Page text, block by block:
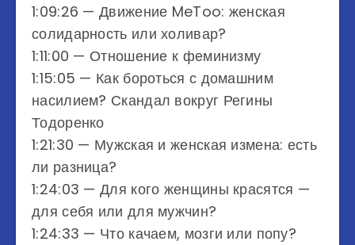
1:09:26 — Движение MeToo: женская
солидарность или холивар?
1:11:00 — Отношение к феминизму
1:15:05 — Как бороться с домашним
насилием? Скандал вокруг Регины
Тодоренко
1:21:30 — Мужская и женская измена: есть
ли разница?
1:24:03 — Для кого женщины красятся —
для себя или для мужчин?
1:24:33 — Что качаем, мозги или попу?